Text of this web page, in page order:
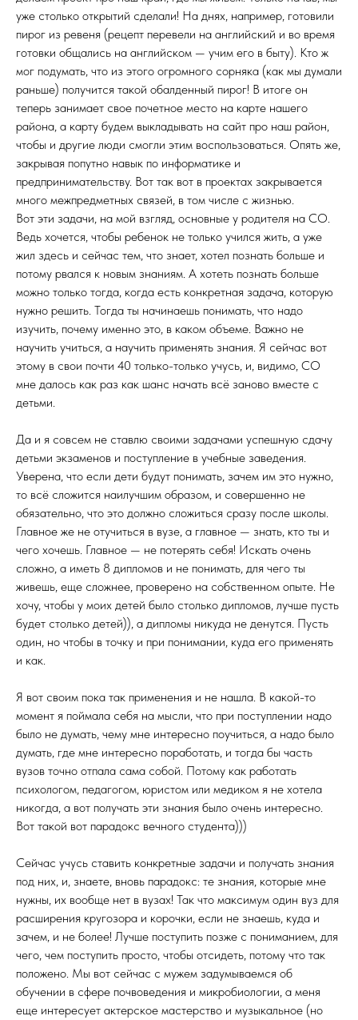
уже столько открытий сделали! На днях, например, готовили
пирог из ревеня (рецепт перевели на английский и во время
готовки общались на английском — учим его в быту). Кто ж
мог подумать, что из этого огромного сорняка (как мы думали
раньше) получится такой обалденный пирог! В итоге он
теперь занимает свое почетное место на карте нашего
района, а карту будем выкладывать на сайт про наш район,
чтобы и другие люди смогли этим воспользоваться. Опять же,
закрывая попутно навык по информатике и
предпринимательству. Вот так вот в проектах закрывается
много межпредметных связей, в том числе с жизнью.
Вот эти задачи, на мой взгляд, основные у родителя на СО.
Ведь хочется, чтобы ребенок не только учился жить, а уже
жил здесь и сейчас тем, что знает, хотел познать больше и
потому рвался к новым знаниям. А хотеть познать больше
можно только тогда, когда есть конкретная задача, которую
нужно решить. Тогда ты начинаешь понимать, что надо
изучить, почему именно это, в каком объеме. Важно не
научить учиться, а научить применять знания. Я сейчас вот
этому в свои почти 40 только-только учусь, и, видимо, СО
мне далось как раз как шанс начать всё заново вместе с
детьми.
Да и я совсем не ставлю своими задачами успешную сдачу
детьми экзаменов и поступление в учебные заведения.
Уверена, что если дети будут понимать, зачем им это нужно,
то всё сложится наилучшим образом, и совершенно не
обязательно, что это должно сложиться сразу после школы.
Главное же не отучиться в вузе, а главное — знать, кто ты и
чего хочешь. Главное — не потерять себя! Искать очень
сложно, а иметь 8 дипломов и не понимать, для чего ты
живешь, еще сложнее, проверено на собственном опыте. Не
хочу, чтобы у моих детей было столько дипломов, лучше пусть
будет столько детей)), а дипломы никуда не денутся. Пусть
один, но чтобы в точку и при понимании, куда его применять
и как.
Я вот своим пока так применения и не нашла. В какой-то
момент я поймала себя на мысли, что при поступлении надо
было не думать, чему мне интересно поучиться, а надо было
думать, где мне интересно поработать, и тогда бы часть
вузов точно отпала сама собой. Потому как работать
психологом, педагогом, юристом или медиком я не хотела
никогда, а вот получать эти знания было очень интересно.
Вот такой вот парадокс вечного студента)))
Сейчас учусь ставить конкретные задачи и получать знания
под них, и, знаете, вновь парадокс: те знания, которые мне
нужны, их вообще нет в вузах! Так что максимум один вуз для
расширения кругозора и корочки, если не знаешь, куда и
зачем, и не более! Лучше поступить позже с пониманием, для
чего, чем поступить просто, чтобы отсидеть, потому что так
положено. Мы вот сейчас с мужем задумываемся об
обучении в сфере почвоведения и микробиологии, а меня
еще интересует актерское мастерство и музыкальное (но